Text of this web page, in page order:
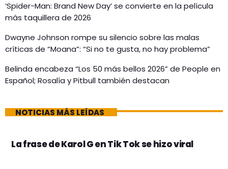
‘Spider-Man: Brand New Day’ se convierte en la película
más taquillera de 2026
Dwayne Johnson rompe su silencio sobre las malas
críticas de “Moana”: “Si no te gusta, no hay problema”
Belinda encabeza “Los 50 más bellos 2026” de People en
Español; Rosalía y Pitbull también destacan
NOTICIAS MÁS LEÍDAS
La frase de Karol G en Tik Tok se hizo viral